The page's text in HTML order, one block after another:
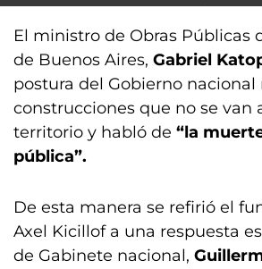
El ministro de Obras Públicas
de Buenos Aires, Gabriel
postura del Gobierno nacional
construcciones que no se van
territorio y habló de “la
pública”.
De esta manera se refirió el
Axel Kicillof a una respuesta
de Gabinete nacional,